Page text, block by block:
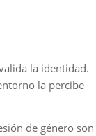
la identidad.
la percibe
de género son